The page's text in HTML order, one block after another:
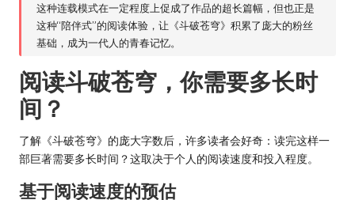
这种连载模式在一定程度上促成了作品的超长篇幅，但也正是
这种“陪伴式”的阅读体验，让《斗破苍穹》积累了庞大的粉丝
基础，成为一代人的青春记忆。
阅读斗破苍穹，你需要多长时
间？
了解《斗破苍穹》的庞大字数后，许多读者会好奇：读完这样一
部巨著需要多长时间？这取决于个人的阅读速度和投入程度。
基于阅读速度的预估